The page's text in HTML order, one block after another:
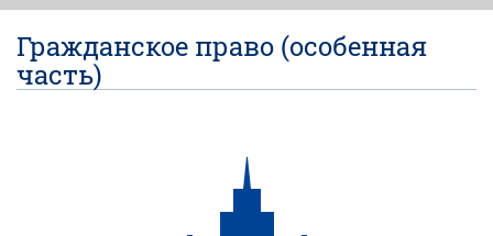
Гражданское право (особенная
часть)